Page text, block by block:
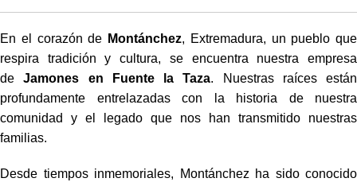
En el corazón de Montánchez, Extremadura, un pueblo que
respira tradición y cultura, se encuentra nuestra empresa
deJamones en Fuente la Taza. Nuestras raíces están
profundamente entrelazadas con la historia de nuestra
comunidad y el legado que nos han transmitido nuestras
familias.
Desde tiempos inmemoriales, Montánchez ha sido conocido